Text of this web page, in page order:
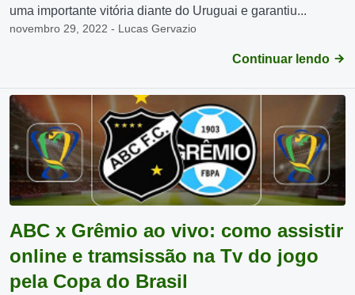
uma importante vitória diante do Uruguai e garantiu...
novembro 29, 2022 - Lucas Gervazio
Continuar lendo
ABC x Grêmio ao vivo: como assistir
online e tramsissão na Tv do jogo
pela Copa do Brasil